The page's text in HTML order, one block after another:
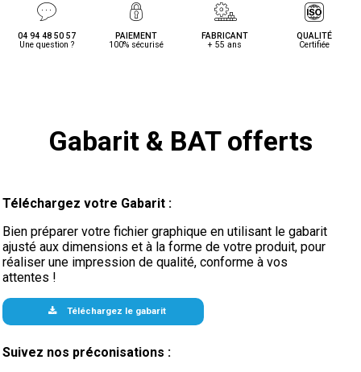
04 94 48 50 57
Une question ?
PAIEMENT
100% sécurisé
FABRICANT
+ 55 ans
QUALITÉ
Certifiée
Gabarit & BAT offerts
Téléchargez votre Gabarit :
Bien préparer votre fichier graphique en utilisant le gabarit
ajusté aux dimensions et à la forme de votre produit, pour
réaliser une impression de qualité, conforme à vos
attentes !
Téléchargez le gabarit
Suivez nos préconisations :